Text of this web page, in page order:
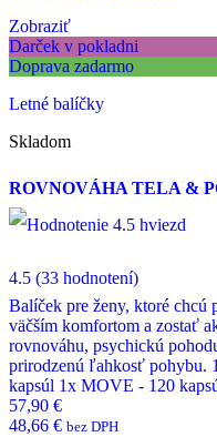
Zobraziť
Darček v pokladni
Doprava zadarmo
Letné balíčky
Skladom
ROVNOVÁHA TELA &
4.5 (33 hodnotení)
Balíček pre ženy, ktoré chcú
väčším komfortom a zostať
rovnováhu, psychickú
prirodzenú ľahkosť pohybu.
kapsúl 1x MOVE - 120
57,90 €
48,66 € bez DPH